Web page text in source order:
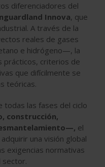
diferenciadores del
Innova, que
A través de la
reales de gases
e hidrógeno—, la
prácticos, criterios de
que difícilmente se
teóricas.
todas las fases del ciclo
construcción,
el
una visión global
exigencias normativas
sector.